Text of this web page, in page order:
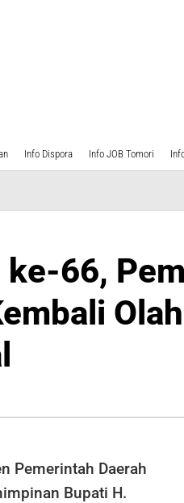
Info Dispora Info JOB Tomori
66,
Pemerintah Daerah
Bupati H.